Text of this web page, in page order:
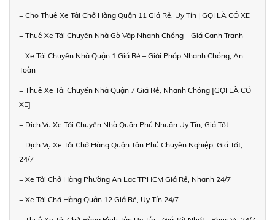
+ Cho Thuê Xe Tải Chở Hàng Quận 11 Giá Rẻ, Uy Tín | GỌI LÀ CÓ XE
+ Thuê Xe Tải Chuyển Nhà Gò Vấp Nhanh Chóng – Giá Cạnh Tranh
+ Xe Tải Chuyển Nhà Quận 1 Giá Rẻ – Giải Pháp Nhanh Chóng, An
Toàn
+ Thuê Xe Tải Chuyển Nhà Quận 7 Giá Rẻ, Nhanh Chóng [GỌI LÀ CÓ
XE]
+ Dịch Vụ Xe Tải Chuyển Nhà Quận Phú Nhuận Uy Tín, Giá Tốt
+ Dịch Vụ Xe Tải Chở Hàng Quận Tân Phú Chuyên Nghiệp, Giá Tốt,
24/7
+ Xe Tải Chở Hàng Phường An Lạc TPHCM Giá Rẻ, Nhanh 24/7
+ Xe Tải Chở Hàng Quận 12 Giá Rẻ, Uy Tín 24/7